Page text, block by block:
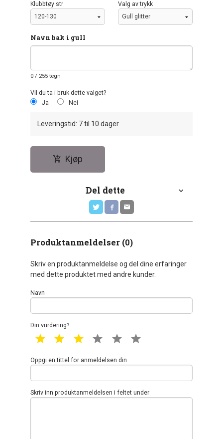
Klubbtøy str Valg av trykk
Navn bak i gull
0 / 255 tegn
Vil du ta i bruk dette valget?
Ja
Nei
Leveringstid: 7 til 10 dager
Kjøp
Del dette
Produktanmeldelser (0)
Skriv en produktanmeldelse og del dine erfaringer
med dette produktet med andre kunder.
Navn
Din vurdering?
1 star 2 star 3 star 4 star 5 star
Oppgi en tittel for anmeldelsen din
Skriv inn produktanmeldelsen i feltet under